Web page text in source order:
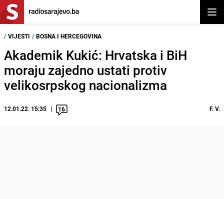
/ VIJESTI / BOSNA I HERCEGOVINA
Akademik Kukić: Hrvatska i BiH
moraju zajedno ustati protiv
velikosrpskog nacionalizma
12.01.22. 15:35 16 F. V.